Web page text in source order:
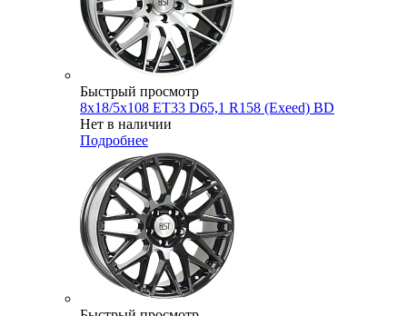
Быстрый просмотр
8x18/5x108 ET33 D65,1 R158 (Exeed) BD
Нет в наличии
Подробнее